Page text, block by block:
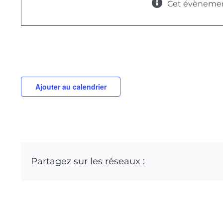
Cet
31 octobre 2022
Ajouter au calendrier
Partagez sur les réseaux :